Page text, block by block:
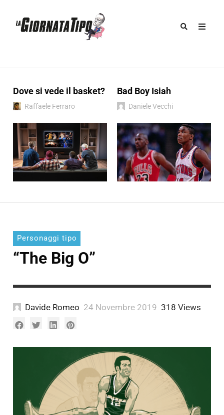
Dove si vede il basket?
Raffaele Ferraro
Bad Boy Isiah
Daniele Vecchi
Personaggi tipo
“The Big O”
Davide Romeo 24 Novembre 2019 318 Views